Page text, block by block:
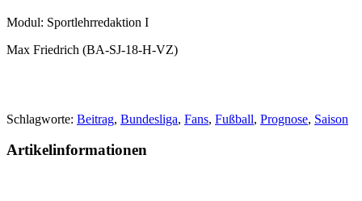
Modul: Sportlehrredaktion I
Max Friedrich (BA-SJ-18-H-VZ)
Schlagworte: Beitrag, Bundesliga, Fans, Fußball, Prognose, Saison
Artikelinformationen